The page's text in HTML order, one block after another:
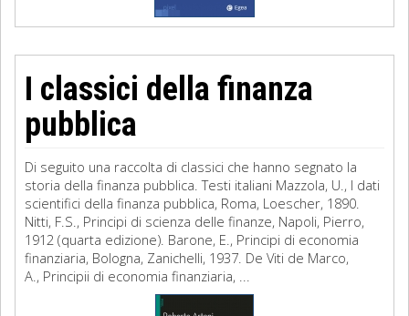
I classici della finanza
pubblica
Di seguito una raccolta di classici che hanno segnato la
storia della finanza pubblica. Testi italiani Mazzola, U., I dati
scientifici della finanza pubblica, Roma, Loescher, 1890.
Nitti, F.S., Principi di scienza delle finanze, Napoli, Pierro,
1912 (quarta edizione). Barone, E., Principi di economia
finanziaria, Bologna, Zanichelli, 1937. De Viti de Marco,
A., Principii di economia finanziaria, ...